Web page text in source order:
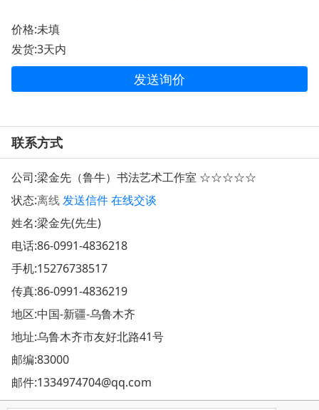
价格:未填
发货:3天内
发送询价
联系方式
公司:梁金先（鲁牛）书法艺术工作室 ☆☆☆☆☆
状态:离线发送信件在线交谈
姓名:梁金先(先生)
电话:86-0991-4836218
手机:15276738517
传真:86-0991-4836219
地区:中国-新疆-乌鲁木齐
地址:乌鲁木齐市友好北路41号
邮编:83000
邮件:1334974704@qq.com